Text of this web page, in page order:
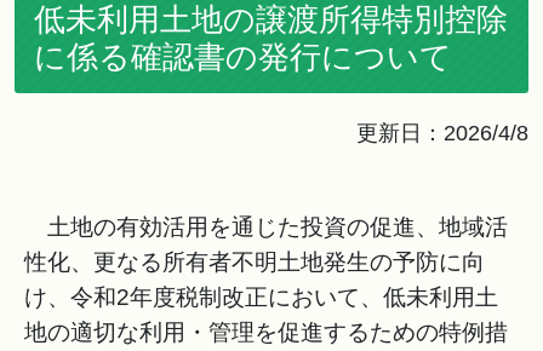
低未利用土地の譲渡所得特別控除
に係る確認書の発行について
更新日：2026/4/8
土地の有効活用を通じた投資の促進、地域活
性化、更なる所有者不明土地発生の予防に向
け、令和2年度税制改正において、低未利用土
地の適切な利用・管理を促進するための特例措